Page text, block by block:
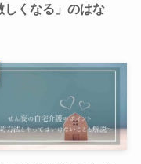
しくなる」のはな